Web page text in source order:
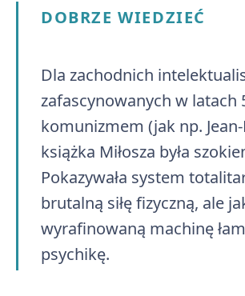
DOBRZE WIEDZIEĆ
Dla zachodnich
zafascynowanych w latach
komunizmem (jak np.
książka Miłosza była
Pokazywała system
brutalną siłę fizyczną, ale
wyrafinowaną machinę
psychikę.